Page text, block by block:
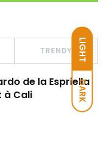
LIGHT
DARK
TRENDY
de la Espriella
à Cali